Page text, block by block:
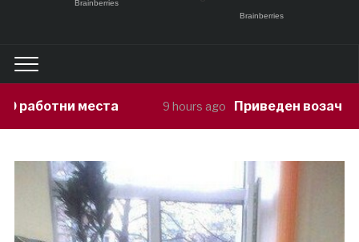
9 hours ago Приведен возач кој ја предизвикал